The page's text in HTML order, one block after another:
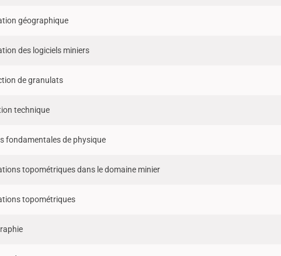
géographique
des logiciels miniers
de granulats
technique
fondamentales de physique
topométriques dans le domaine minier
topométriques